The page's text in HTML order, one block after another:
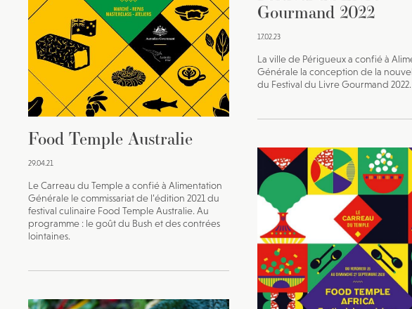
Gourmand 2022
17.02.23
La ville de Périgueux a confié à
Générale la conception de la
du Festival du Livre Gourmand 2022.
Food Temple Australie
29.04.21
Le Carreau du Temple a confié à Alimentation
Générale le commissariat de l’édition 2021 du
festival culinaire Food Temple Australie. Au
programme : le goût du Bush et des contrées
lointaines.